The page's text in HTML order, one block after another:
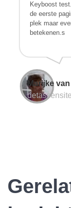
Keyboost
de eerste
plek maar
betekenen.s
Marijke